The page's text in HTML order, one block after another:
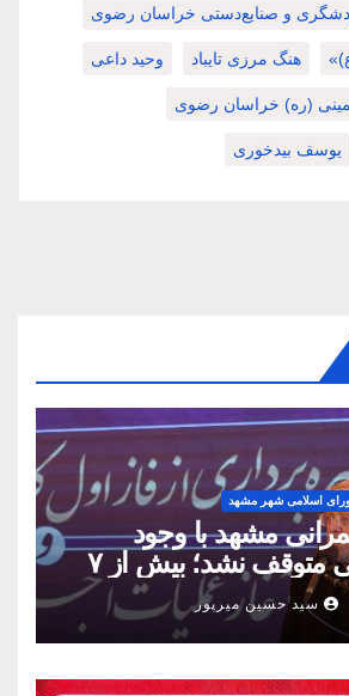
و صنایع‌دستی خراسان رضوی
هنگ مرزی تایباد وحید داعی
(ره) خراسان رضوی
یوسف بیدخوری
اسلامی شهر مشهد
مشهد با وجود
شرایط جنگی متوقف نشد؛ بیش از ۷
همت پروژه در ۱۶۰ روز به بهره‌برداری
سید حسین میرپور